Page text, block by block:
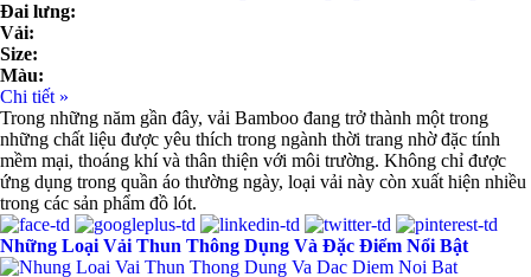
Đai lưng:
Vải:
Size:
Màu:
Chi tiết »
Trong những năm gần đây, vải Bamboo đang trở thành một trong
những chất liệu được yêu thích trong ngành thời trang nhờ đặc tính
mềm mại, thoáng khí và thân thiện với môi trường. Không chỉ được
ứng dụng trong quần áo thường ngày, loại vải này còn xuất hiện nhiều
trong các sản phẩm đồ lót.
Những Loại Vải Thun Thông Dụng Và Đặc Điểm Nổi Bật